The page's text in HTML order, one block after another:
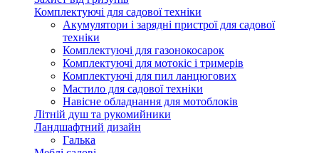
Комплектуючі для садової техніки
Акумулятори і зарядні пристрої для садової
техніки
Комплектуючі для газонокосарок
Комплектуючі для мотокіс і тримерів
Комплектуючі для пил ланцюгових
Мастило для садової техніки
Навісне обладнання для мотоблоків
Літній душ та рукомийники
Ландшафтний дизайн
Галька